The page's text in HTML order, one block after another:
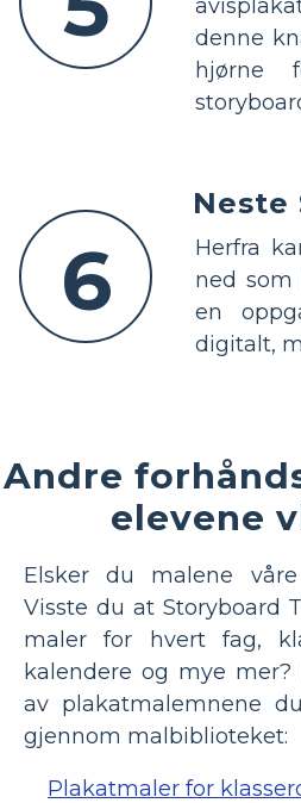
denne
6
Herfra
ned som
en
digitalt,
Andre
elevene
Elsker du malene
Visste du at Storyboard
maler for hvert fag,
kalendere og mye
av plakatmalemnene
gjennom malbiblioteket:
Plakatmaler for